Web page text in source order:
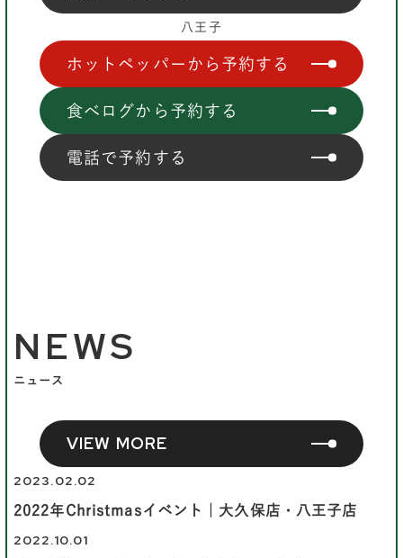
八王子
ホットペッパーから予約する
食べログから予約する
電話で予約する
NEWS
ニュース
VIEW MORE
2023.02.02
2022年Christmasイベント｜大久保店・八王子店
2022.10.01